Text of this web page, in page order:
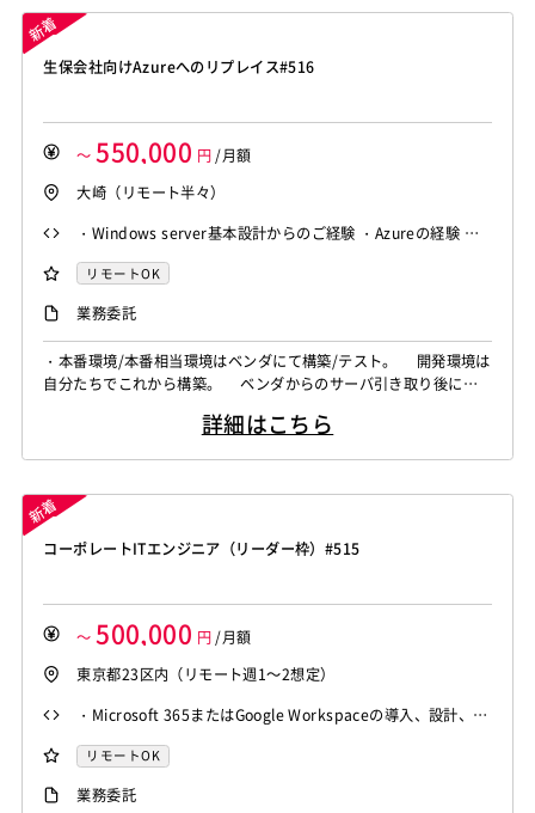
■業務内容 ・顧客へ...
生保会社向けAzureへのリプレイス#516
～ 550,000 円 /月額
大崎（リモート半々）
・Windows server基本設計からのご経験 ・Azureの経験 ・
顧客均衡もしくはベンダーコントロールの経験 ・コミュニケ
ーション能力
リモートOK
業務委託
・本番環境/本番相当環境はベンダにて構築/テスト。 開発環境は
自分たちでこれから構築。 ベンダからのサーバ引き取り後に受
バ引き渡し後のトラブルシュート ・ベンダー、アプリチームとの
詳細はこちら
コーポレートITエンジニア（リーダー枠）#515
～ 500,000 円 /月額
東京都23区内（リモート週1～2想定）
・Microsoft 365またはGoogle Workspaceの導入、設計、設
定経験 （要件から考え設計を行ったことのある方） ・Active
DirectoryまたはMicrosoft Entra IDの運用経験 ・PowerShel
lまたはバッチによる運用自動化スクリプト作成経験 ・数名規
リモートOK
業務委託